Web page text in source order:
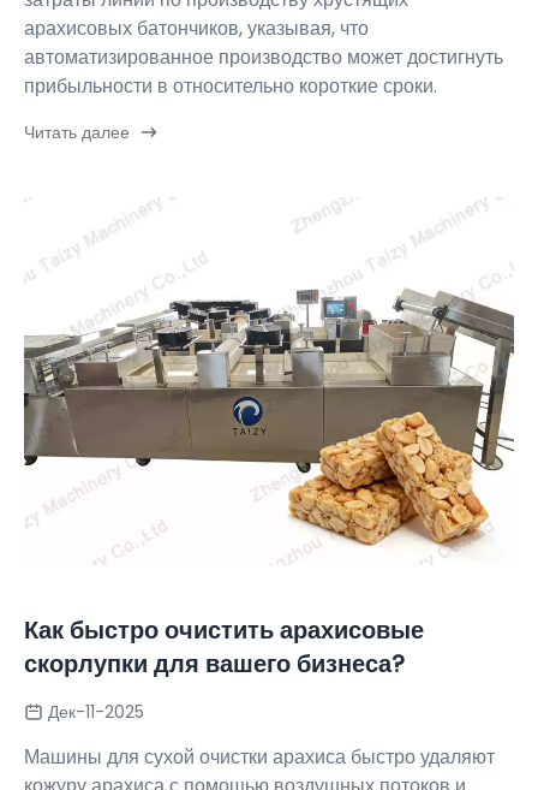
арахисовых батончиков, указывая, что
автоматизированное производство может достигнуть
прибыльности в относительно короткие сроки.
Читать далее
Как быстро очистить арахисовые
скорлупки для вашего бизнеса?
Дек-11-2025
Машины для сухой очистки арахиса быстро удаляют